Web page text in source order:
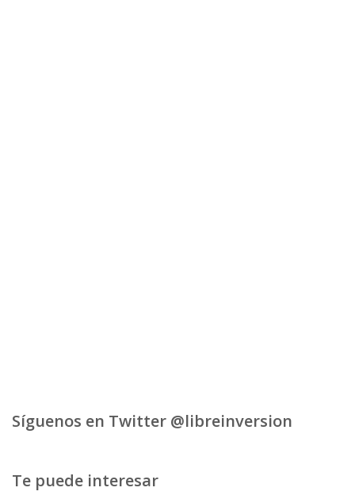
Síguenos en Twitter @libreinversion
Te puede interesar